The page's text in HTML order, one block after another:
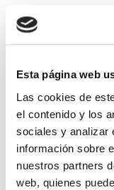
Esta página web
Las cookies de
el contenido y los
sociales y analizar
información sobre
nuestros partners
web, quienes
Hidratación:
cámbiala cada
Luz: coloca tu
luz directa.
Temperatura:
temperaturas
calor y la